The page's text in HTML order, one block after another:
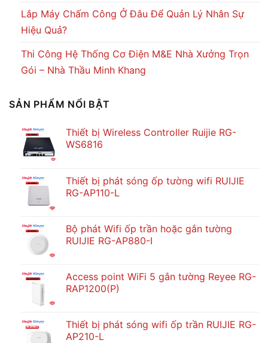
Lắp Máy Chấm Công Ở Đâu Để Quản Lý Nhân Sự
Hiệu Quả?
Thi Công Hệ Thống Cơ Điện M&E Nhà Xưởng Trọn
Gói – Nhà Thầu Minh Khang
SẢN PHẨM NỔI BẬT
Thiết bị Wireless Controller Ruijie RG-
WS6816
Thiết bị phát sóng ốp tường wifi RUIJIE
RG-AP110-L
Bộ phát Wifi ốp trần hoặc gắn tường
RUIJIE RG-AP880-I
Access point WiFi 5 gắn tường Reyee RG-
RAP1200(P)
Thiết bị phát sóng wifi ốp trần RUIJIE RG-
AP210-L